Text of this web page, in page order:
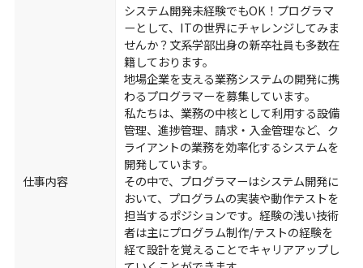
仕事内容
システム開発未経験でもOK！プログラマ
ーとして、ITの世界にチャレンジしてみま
せんか？文系学部出身の新卒社員も多数在
籍しております。
地場企業を支える業務システムの開発に携
わるプログラマーを募集しています。
私たちは、業務の中核として利用する設備
管理、進捗管理、請求・入金管理など、ク
ライアントの業務を効率化するシステムを
開発しています。
その中で、プログラマーはシステム開発に
おいて、プログラムの実装や動作テストを
担当するポジションです。経験の浅い技術
者は主にプログラム制作/テストの経験を
経て設計を覚えることでキャリアアップし